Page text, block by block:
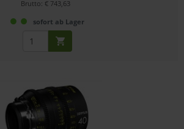
Brutto: € 743,63
sofort ab Lager